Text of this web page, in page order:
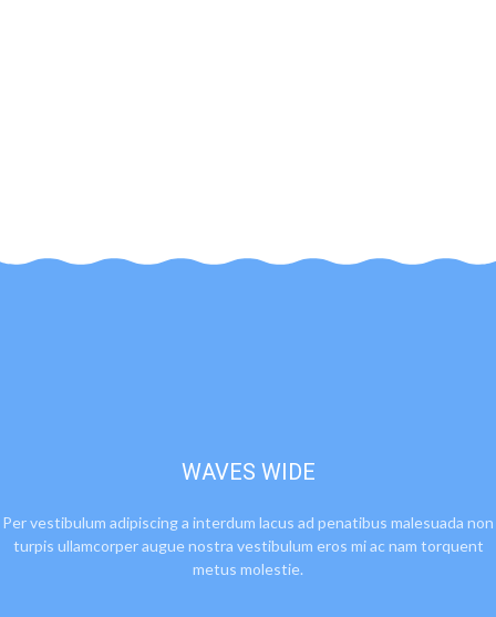
WAVES WIDE
Per vestibulum adipiscing a interdum lacus ad penatibus malesuada non
turpis ullamcorper augue nostra vestibulum eros mi ac nam torquent
metus molestie.